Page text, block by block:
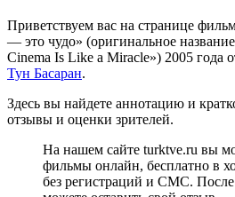
Приветствуем вас на странице
— это чудо» (оригинальное
Cinema Is Like a Miracle») 2005 года
Тун Басаран.
Здесь вы найдете аннотацию и
отзывы и оценки зрителей.
На нашем сайте turktve.ru вы
фильмы онлайн, бесплатно в
без регистраций и СМС.